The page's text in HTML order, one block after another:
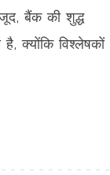
बैंक की शुद्ध
क्योंकि विश्लेषकों